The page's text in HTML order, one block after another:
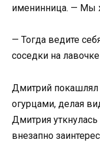
именинница. — Мы
— Тогда ведите
соседки на
Дмитрий покашлял
огурцами, делая
Дмитрия
внезапно